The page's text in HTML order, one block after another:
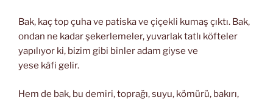
Bak, kaç top çuha ve patiska ve çiçekli kumaş çıktı. Bak,
ondan ne kadar şekerlemeler, yuvarlak tatlı köfteler
yapılıyor ki, bizim gibi binler adam giyse ve
yese kâfi gelir.
Hem de bak, bu demiri, toprağı, suyu, kömürü, bakırı,